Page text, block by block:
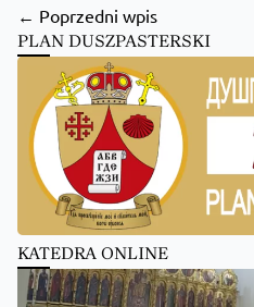
← Poprzedni wpis
PLAN DUSZPASTERSKI
KATEDRA ONLINE